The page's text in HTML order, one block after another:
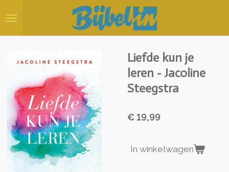
direct
Liefde kun je
leren - Jacoline
Steegstra
€ 19,99
In winkelwagen